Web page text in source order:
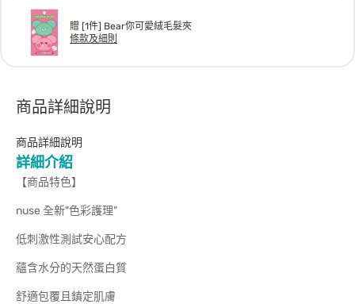
贈 [1件] Bear你可愛絨毛髮夾
條款及細則
商品詳細說明
商品詳細說明
詳細介紹
【商品特色】
nuse 全新"色彩護理"
低刺激性測試安心配方
蘊含水分的天然蛋白質
舒適包覆且鎮定肌膚